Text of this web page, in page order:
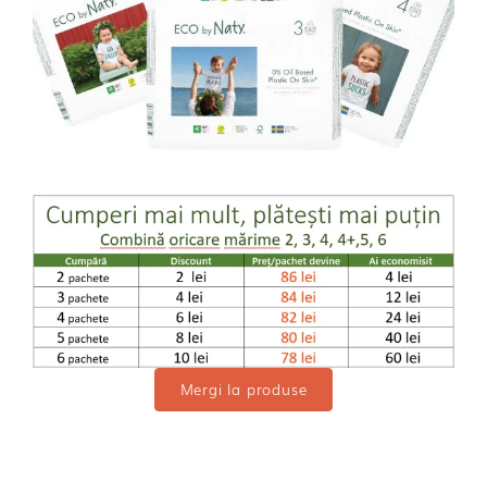
Mergi la produse